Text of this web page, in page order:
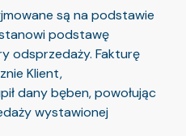
są na podstawie
podstawę
odsprzedaży. Fakturę
Klient,
dany bęben, powołując
wystawionej